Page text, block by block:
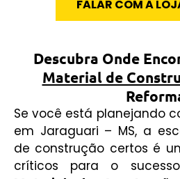
FALAR COM A
Descubra Onde
Material de
Se você está planejando
em Jaraguari – MS, a
de construção certos é
críticos para o